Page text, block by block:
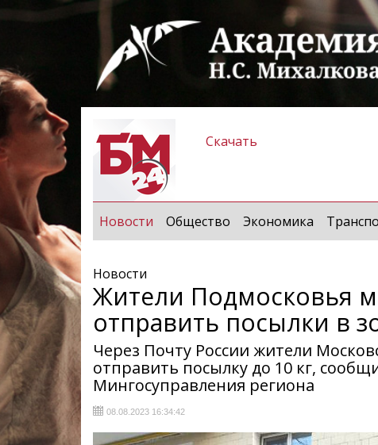
Скачать
Новости (current)
Общество Экономика
Новости
Жители Подмосковья
отправить посылки в
Через Почту России жители
отправить посылку до 10 кг,
Мингосуправления региона
08.08.2023 16:34:42